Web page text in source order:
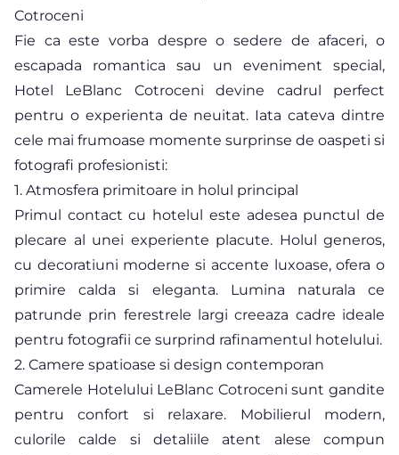
Cotroceni
Fie ca este vorba despre o sedere de afaceri, o
escapada romantica sau un eveniment special,
Hotel LeBlanc Cotroceni devine cadrul perfect
pentru o experienta de neuitat. Iata cateva dintre
cele mai frumoase momente surprinse de oaspeti si
fotografi profesionisti:
1. Atmosfera primitoare in holul principal
Primul contact cu hotelul este adesea punctul de
plecare al unei experiente placute. Holul generos,
cu decoratiuni moderne si accente luxoase, ofera o
primire calda si eleganta. Lumina naturala ce
patrunde prin ferestrele largi creeaza cadre ideale
pentru fotografii ce surprind rafinamentul hotelului.
2. Camere spatioase si design contemporan
Camerele Hotelului LeBlanc Cotroceni sunt gandite
pentru confort si relaxare. Mobilierul modern,
culorile calde si detaliile atent alese compun